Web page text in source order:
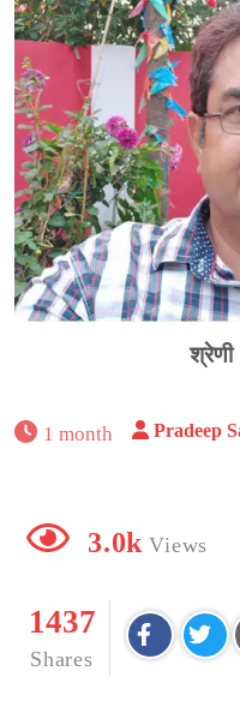
श्रेणी
1 month Pradeep
3.0k Views
1437
Shares